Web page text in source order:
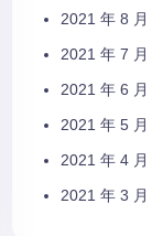
2021 年 8 月
2021 年 7 月
2021 年 6 月
2021 年 5 月
2021 年 4 月
2021 年 3 月